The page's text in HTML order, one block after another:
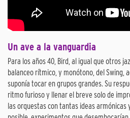
Un ave a la vanguardia
Para los años 40, Bird, al igual que otros
balanceo rítmico, y monótono, del Swing,
suponía tocar en grupos grandes. Su
ritmo furioso y llenar el breve solo de
las orquestas con tantas ideas armónicas